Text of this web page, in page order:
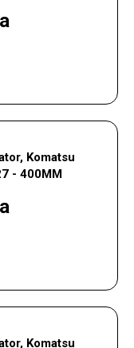
Komatsu
- 400MM
Komatsu